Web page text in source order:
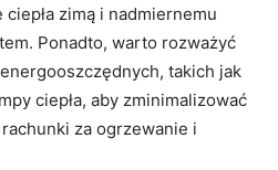
zimą i nadmiernemu
Ponadto, warto rozważyć
takich jak
ciepła, aby zminimalizować
za ogrzewanie i